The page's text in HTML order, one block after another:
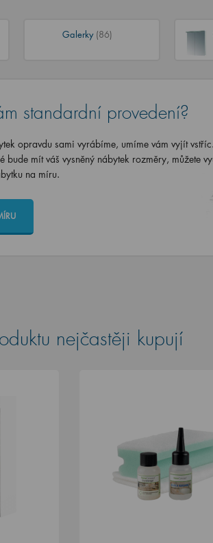
Galerky (86)
standardní provedení?
opravdu sami vyrábíme, umíme vám vyjít
bude mít váš vysněný nábytek rozměry, můžete
na míru.
nejčastěji kupují